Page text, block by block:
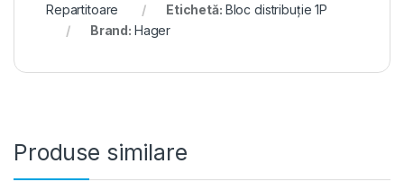
Repartitoare
Etichetă: Bloc distribuție 1P
Brand: Hager
Produse similare